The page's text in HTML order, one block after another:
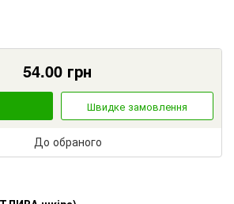
54.00грн
Швидке замовлення
До обраного